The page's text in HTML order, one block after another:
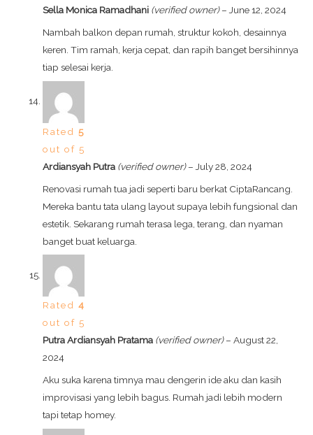
Sella Monica Ramadhani (verified owner) – June 12, 2024
Nambah balkon depan rumah, struktur kokoh, desainnya
keren. Tim ramah, kerja cepat, dan rapih banget bersihinnya
tiap selesai kerja.
Rated5
out of 5
Ardiansyah Putra (verified owner) – July 28, 2024
Renovasi rumah tua jadi seperti baru berkat CiptaRancang.
Mereka bantu tata ulang layout supaya lebih fungsional dan
estetik. Sekarang rumah terasa lega, terang, dan nyaman
banget buat keluarga.
Rated4
out of 5
Putra Ardiansyah Pratama (verified owner) – August 22,
2024
Aku suka karena timnya mau dengerin ide aku dan kasih
improvisasi yang lebih bagus. Rumah jadi lebih modern
tapi tetap homey.